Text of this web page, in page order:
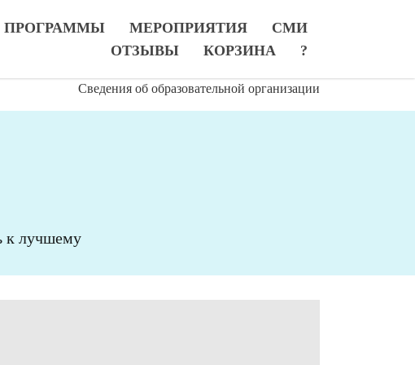
МЕРОПРИЯТИЯ
СМИ
ОТЗЫВЫ
КОРЗИНА ?
Сведения об образовательной организации
к лучшему